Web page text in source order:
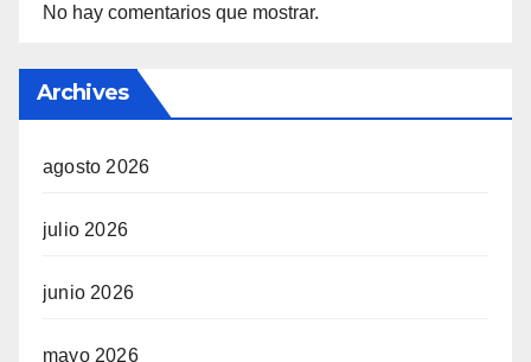
No hay comentarios que mostrar.
Archives
agosto 2026
julio 2026
junio 2026
mayo 2026